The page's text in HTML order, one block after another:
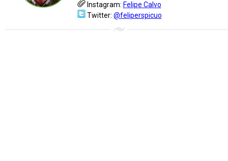
Instagram: Felipe Calvo
Twitter: @feliperspicuo